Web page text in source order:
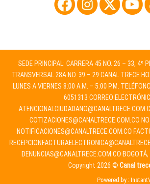
SEDE PRINCIPAL: CARRERA 45 NO. 26 – 33, 4º
TRANSVERSAL 28A NO. 39 – 29 CANAL TRECE
LUNES A VIERNES 8:00 A.M. – 5:00 P.M.
6051313 CORREO
COTIZACIONES@CANALTRECE.COM.CO
NOTIFICACIONES@CANALTRECE.COM.CO
DENUNCIAS@CANALTRECE.COM.CO BOGOTÁ,
Copyright 2026 © Canal
Powered by :